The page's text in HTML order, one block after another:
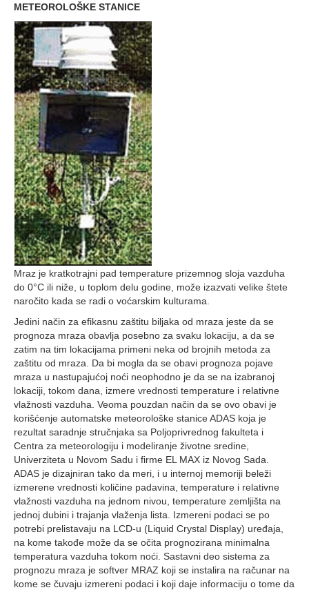
METEOROLOŠKE STANICE
Mraz je kratkotrajni pad temperature prizemnog sloja vazduha
do 0°C ili niže, u toplom delu godine, može izazvati velike štete
naročito kada se radi o voćarskim kulturama.
Jedini način za efikasnu zaštitu biljaka od mraza jeste da se
prognoza mraza obavlja posebno za svaku lokaciju, a da se
zatim na tim lokacijama primeni neka od brojnih metoda za
zaštitu od mraza. Da bi mogla da se obavi prognoza pojave
mraza u nastupajućoj noći neophodno je da se na izabranoj
lokaciji, tokom dana, izmere vrednosti temperature i relativne
vlažnosti vazduha. Veoma pouzdan način da se ovo obavi je
korišćenje automatske meteorološke stanice ADAS koja je
rezultat saradnje stručnjaka sa Poljoprivrednog fakulteta i
Centra za meteorologiju i modeliranje životne sredine,
Univerziteta u Novom Sadu i firme EL MAX iz Novog Sada.
ADAS je dizajniran tako da meri, i u internoj memoriji beleži
izmerene vrednosti količine padavina, temperature i relativne
vlažnosti vazduha na jednom nivou, temperature zemljišta na
jednoj dubini i trajanja vlaženja lista. Izmereni podaci se po
potrebi prelistavaju na LCD-u (Liquid Crystal Display) uređaja,
na kome takođe može da se očita prognozirana minimalna
temperatura vazduha tokom noći. Sastavni deo sistema za
prognozu mraza je softver MRAZ koji se instalira na računar na
kome se čuvaju izmereni podaci i koji daje informaciju o tome da